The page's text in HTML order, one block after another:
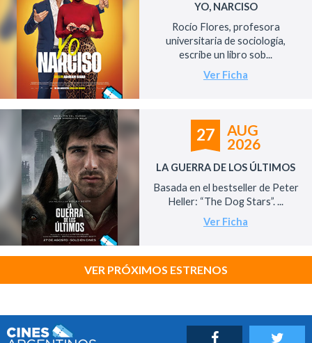
YO, NARCISO
Rocío Flores, profesora
universitaria de sociología,
escribe un libro sob...
Ver Ficha
27
AUG
2026
LA GUERRA DE LOS ÚLTIMOS
Basada en el bestseller de Peter
Heller: “The Dog Stars”. ...
Ver Ficha
VER PRÓXIMOS ESTRENOS